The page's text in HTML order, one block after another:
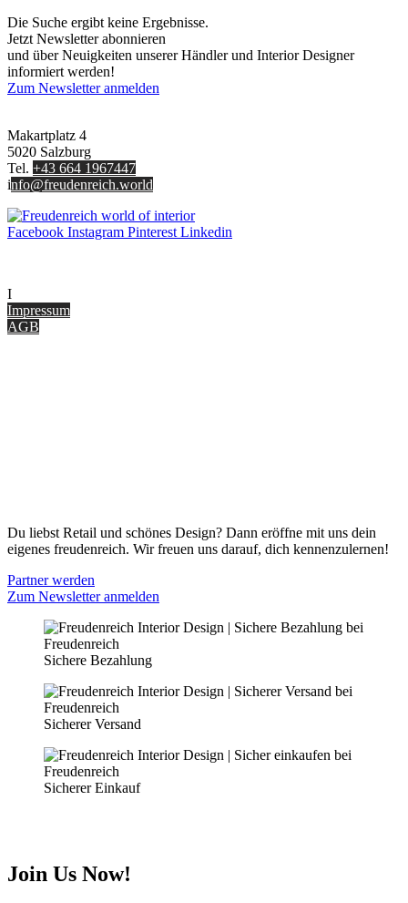
Die Suche ergibt keine Ergebnisse.
Jetzt Newsletter abonnieren
und über Neuigkeiten unserer Händler und Interior Designer
informiert werden!
Zum Newsletter anmelden
Makartplatz 4
5020 Salzburg
Tel. +43 664 1967447
info@freudenreich.world
Facebook Instagram Pinterest Linkedin
I
Impressum
AGB
Du liebst Retail und schönes Design? Dann eröffne mit uns dein
eigenes freudenreich. Wir freuen uns darauf, dich kennenzulernen!
Partner werden
Zum Newsletter anmelden
Sichere Bezahlung
Sicherer Versand
Sicherer Einkauf
Join Us Now!